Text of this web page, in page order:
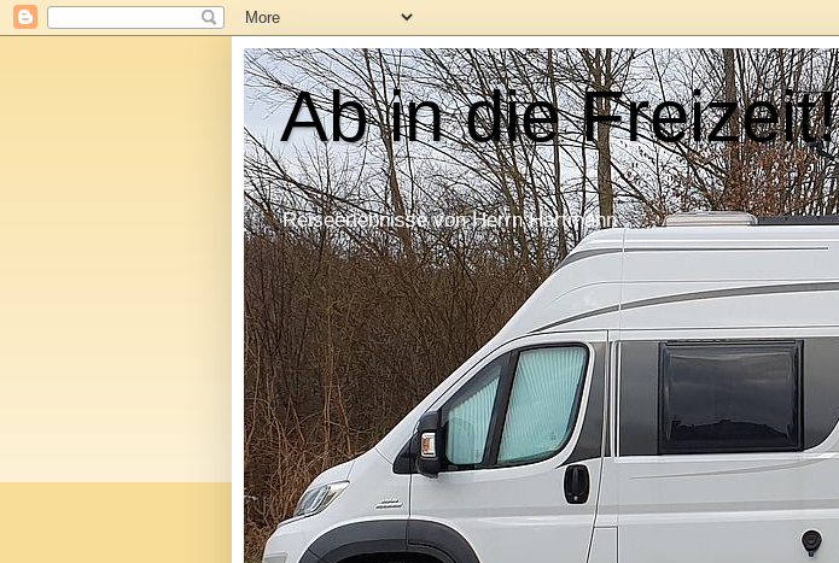
Ab in die Freizeit!
Reiseerlebnisse von Herrn Hartmann